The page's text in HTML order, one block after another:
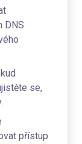
DNS
se,
přístup